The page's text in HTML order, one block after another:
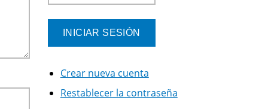
Crear nueva cuenta
Restablecer la contraseña